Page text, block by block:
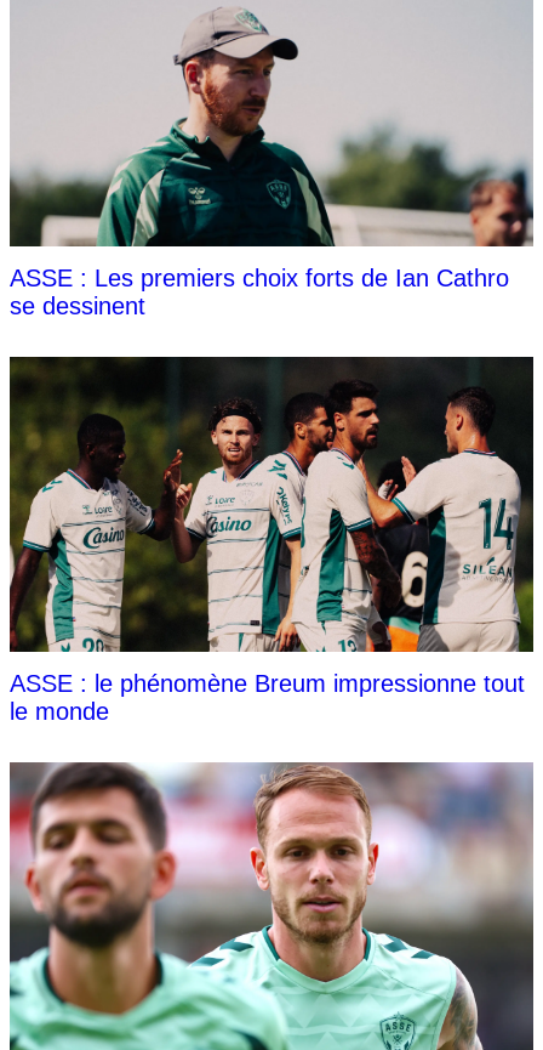
ASSE : Les premiers choix forts de Ian Cathro
se dessinent
ASSE : le phénomène Breum impressionne tout
le monde